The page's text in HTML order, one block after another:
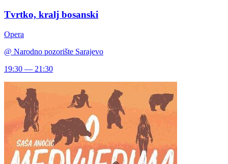
Tvrtko, kralj bosanski
Opera
@ Narodno pozorište Sarajevo
19:30 — 21:30